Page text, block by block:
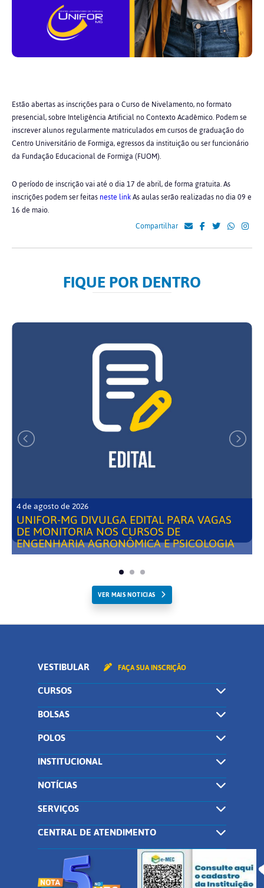
Estão abertas as inscrições para o Curso de Nivelamento, no formato
presencial, sobre Inteligência Artificial no Contexto Acadêmico. Podem se
inscrever alunos regularmente matriculados em cursos de graduação do
Centro Universitário de Formiga, egressos da instituição ou ser funcionário
da Fundação Educacional de Formiga (FUOM).
O período de inscrição vai até o dia 17 de abril, de forma gratuita. As
inscrições podem ser feitasneste linkAs aulas serão realizadas no dia 09 e
16 de maio.
Compartilhar
FIQUE POR DENTRO
4 de agosto de 2026
UNIFOR-MG DIVULGA EDITAL PARA VAGAS
DE MONITORIA NOS CURSOS DE
ENGENHARIA AGRONÔMICA E PSICOLOGIA
VER MAIS NOTICIAS
VESTIBULAR FAÇA SUA INSCRIÇÃO
CURSOS
BOLSAS
POLOS
INSTITUCIONAL
NOTÍCIAS
SERVIÇOS
CENTRAL DE ATENDIMENTO